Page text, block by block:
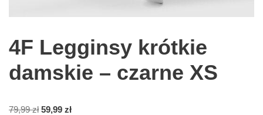
4F Legginsy krótkie
damskie – czarne XS
79,99zł 59,99 zł